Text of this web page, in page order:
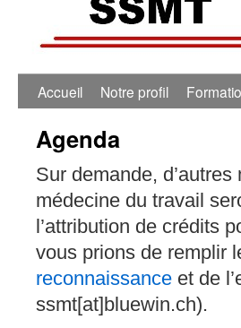
Accueil Notre profil
Agenda
Sur demande,
médecine du travail
l’attribution de crédits
vous prions de remplir
reconnaissance et de
ssmt[at]bluewin.ch).
2:00